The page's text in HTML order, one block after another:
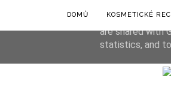
DOMŮ KOSMETICKÉ
This site uses
are shared with
statistics, and